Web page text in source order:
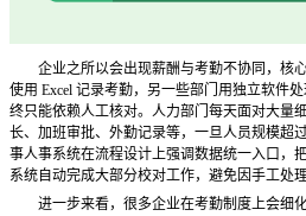
企业之所以会出现薪酬与考勤不协同，核
使用 Excel 记录考勤，另一些部门用独立软件
终只能依赖人工核对。人力部门每天面对大量
长、加班审批、外勤记录等，一旦人员规模超
事人事系统在流程设计上强调数据统一入口，
系统自动完成大部分校对工作，避免因手工处理
进一步来看，很多企业在考勤制度上会细